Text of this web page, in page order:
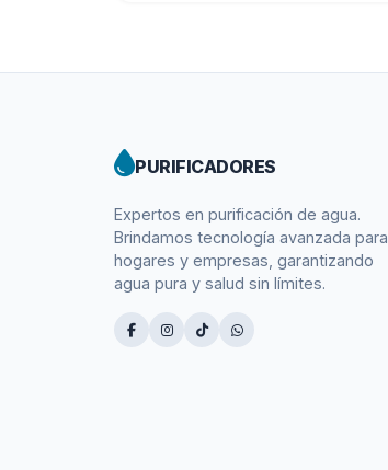
PURIFICADORES
Expertos en purificación de agua.
Brindamos tecnología avanzada para
hogares y empresas, garantizando
agua pura y salud sin límites.